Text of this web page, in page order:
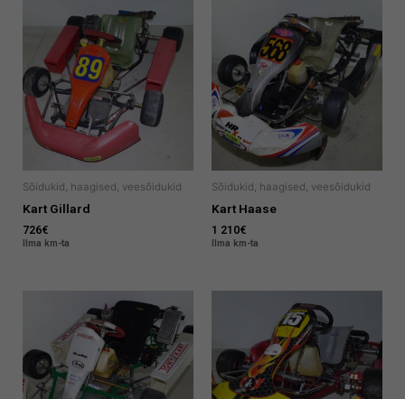
Sõidukid, haagised, veesõidukid
Kart Gillard
726€
Ilma km-ta
Sõidukid, haagised, veesõidukid
Kart Haase
1 210€
Ilma km-ta